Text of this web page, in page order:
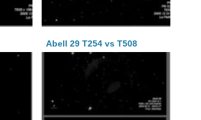
Abell 29 T254 vs T508